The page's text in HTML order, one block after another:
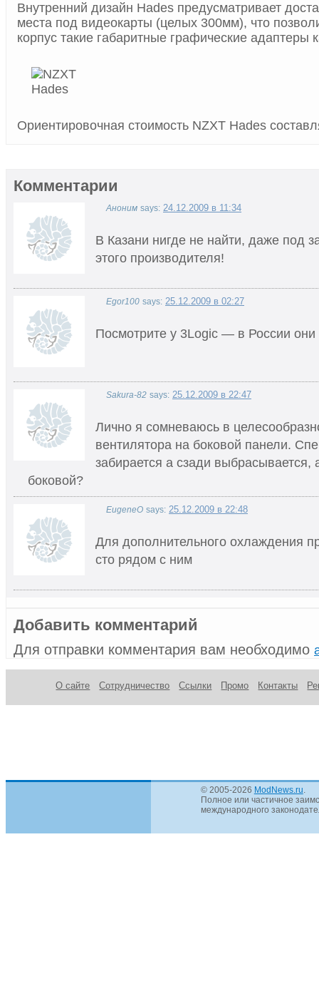
Внутренний дизайн Hades предусматривает
места под видеокарты (целых 300мм), что
корпус такие габаритные графические адаптеры
Ориентировочная стоимость NZXT Hades
Комментарии
Аноним says: 24.12.2009 в 11:34
В Казани нигде не найти, даже под
этого производителя!
Egor100 says: 25.12.2009 в 02:27
Посмотрите у 3Logic — в России
Sakura-82 says: 25.12.2009 в 22:47
Лично я сомневаюсь в
вентилятора на боковой панели.
забирается а сзади выбрасывается,
боковой?
EugeneO says: 25.12.2009 в 22:48
Для дополнительного охлаждения
сто рядом с ним
Добавить комментарий
Для отправки комментария вам необходимо
О сайте Сотрудничество Ссылки Промо Контакты
© 2005-2026 ModNews.ru
Полное или частичное
международного